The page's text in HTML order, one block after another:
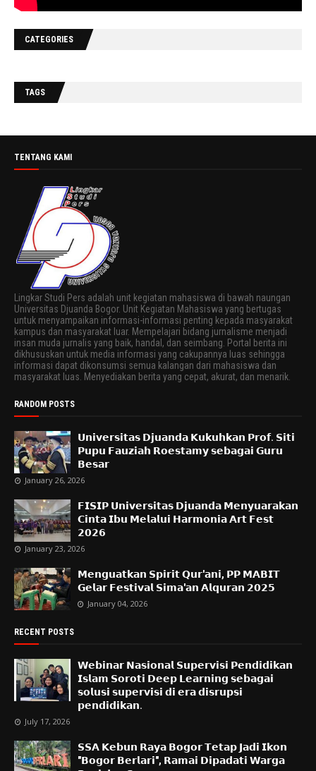
CATEGORIES
TAGS
TENTANG KAMI
Lingkar Studi Pers adalah unit kegiatan mahasiswa di bawah naungan
Universitas Djuanda Bogor. Unit Kegiatan Mahasiswa yang bertugas
untuk menyampaikan informasi-informasi penting kepada masyarakat
kampus dan masyarakat luar. Mempelajari bidang jurnalisme menjadi
insan muda jurnalis yang baik, handal, dan seimbang. Portal berita ini
dikhususkan untuk media informasi yang cakupannya luas sehingga
informasi dapat dikonsumsi semua kalangan dari mahasiswa dan
masyarakat luas. Menyediakan berita yang cepat, akurat, dan menarik.
RANDOM POSTS
𝗨𝗻𝗶𝘃𝗲𝗿𝘀𝗶𝘁𝗮𝘀 𝗗𝗷𝘂𝗮𝗻𝗱𝗮 𝗞𝘂𝗸𝘂𝗵𝗸𝗮𝗻 𝗣𝗿𝗼𝗳. 𝗦𝗶𝘁𝗶
𝗣𝘂𝗽𝘂 𝗙𝗮𝘂𝘇𝗶𝗮𝗵 𝗥𝗼𝗲𝘀𝘁𝗮𝗺𝘆 𝘀𝗲𝗯𝗮𝗴𝗮𝗶 𝗚𝘂𝗿𝘂
𝗕𝗲𝘀𝗮𝗿
January 26, 2026
𝗙𝗜𝗦𝗜𝗣 𝗨𝗻𝗶𝘃𝗲𝗿𝘀𝗶𝘁𝗮𝘀 𝗗𝗷𝘂𝗮𝗻𝗱𝗮 𝗠𝗲𝗻𝘆𝘂𝗮𝗿𝗮𝗸𝗮𝗻
𝗖𝗶𝗻𝘁𝗮 𝗜𝗯𝘂 𝗠𝗲𝗹𝗮𝗹𝘂𝗶 𝗛𝗮𝗿𝗺𝗼𝗻𝗶𝗮 𝗔𝗿𝘁 𝗙𝗲𝘀𝘁
𝟮𝟬𝟮𝟲
January 23, 2026
𝗠𝗲𝗻𝗴𝘂𝗮𝘁𝗸𝗮𝗻 𝗦𝗽𝗶𝗿𝗶𝘁 𝗤𝘂𝗿'𝗮𝗻𝗶, 𝗣𝗣 𝗠𝗔𝗕𝗜𝗧
𝗚𝗲𝗹𝗮𝗿 𝗙𝗲𝘀𝘁𝗶𝘃𝗮𝗹 𝗦𝗶𝗺𝗮'𝗮𝗻 𝗔𝗹𝗾𝘂𝗿𝗮𝗻 𝟮𝟬𝟮𝟱
January 04, 2026
RECENT POSTS
𝗪𝗲𝗯𝗶𝗻𝗮𝗿 𝗡𝗮𝘀𝗶𝗼𝗻𝗮𝗹 𝗦𝘂𝗽𝗲𝗿𝘃𝗶𝘀𝗶 𝗣𝗲𝗻𝗱𝗶𝗱𝗶𝗸𝗮𝗻
𝗜𝘀𝗹𝗮𝗺 𝗦𝗼𝗿𝗼𝘁𝗶 𝗗𝗲𝗲𝗽 𝗟𝗲𝗮𝗿𝗻𝗶𝗻𝗴 𝘀𝗲𝗯𝗮𝗴𝗮𝗶
𝘀𝗼𝗹𝘂𝘀𝗶 𝘀𝘂𝗽𝗲𝗿𝘃𝗶𝘀𝗶 𝗱𝗶 𝗲𝗿𝗮 𝗱𝗶𝘀𝗿𝘂𝗽𝘀𝗶
𝗽𝗲𝗻𝗱𝗶𝗱𝗶𝗸𝗮𝗻.
July 17, 2026
𝗦𝗦𝗔 𝗞𝗲𝗯𝘂𝗻 𝗥𝗮𝘆𝗮 𝗕𝗼𝗴𝗼𝗿 𝗧𝗲𝘁𝗮𝗽 𝗝𝗮𝗱𝗶 𝗜𝗸𝗼𝗻
"𝗕𝗼𝗴𝗼𝗿 𝗕𝗲𝗿𝗹𝗮𝗿𝗶", 𝗥𝗮𝗺𝗮𝗶 𝗗𝗶𝗽𝗮𝗱𝗮𝘁𝗶 𝗪𝗮𝗿𝗴𝗮